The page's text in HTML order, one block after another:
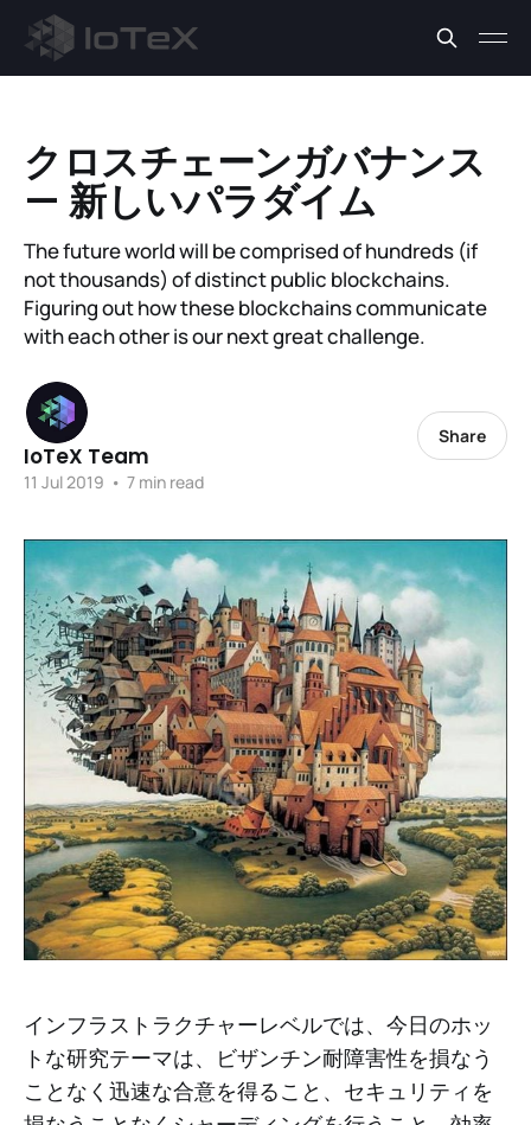
クロスチェーンガバナンス
— 新しいパラダイム
The future world will be comprised of hundreds (if
not thousands) of distinct public blockchains.
Figuring out how these blockchains communicate
with each other is our next great challenge.
IoTeX Team
11 Jul 2019 • 7 min read
Share
インフラストラクチャーレベルでは、今日のホッ
トな研究テーマは、ビザンチン耐障害性を損なう
ことなく迅速な合意を得ること、セキュリティを